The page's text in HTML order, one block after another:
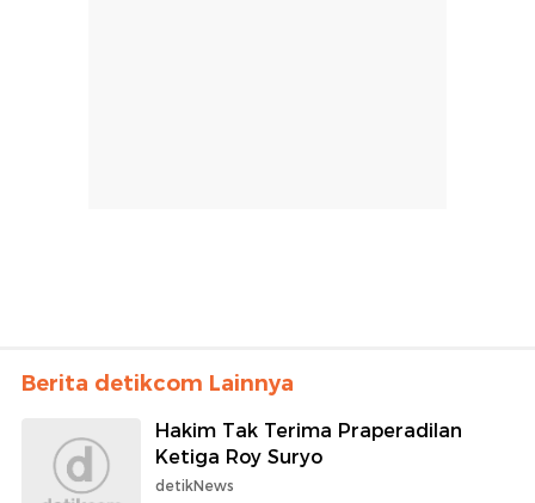
Berita detikcom Lainnya
Hakim Tak Terima Praperadilan
Ketiga Roy Suryo
detikNews